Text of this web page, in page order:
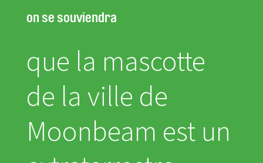
on se souviendra
que la mascotte
de la ville de
Moonbeam est un